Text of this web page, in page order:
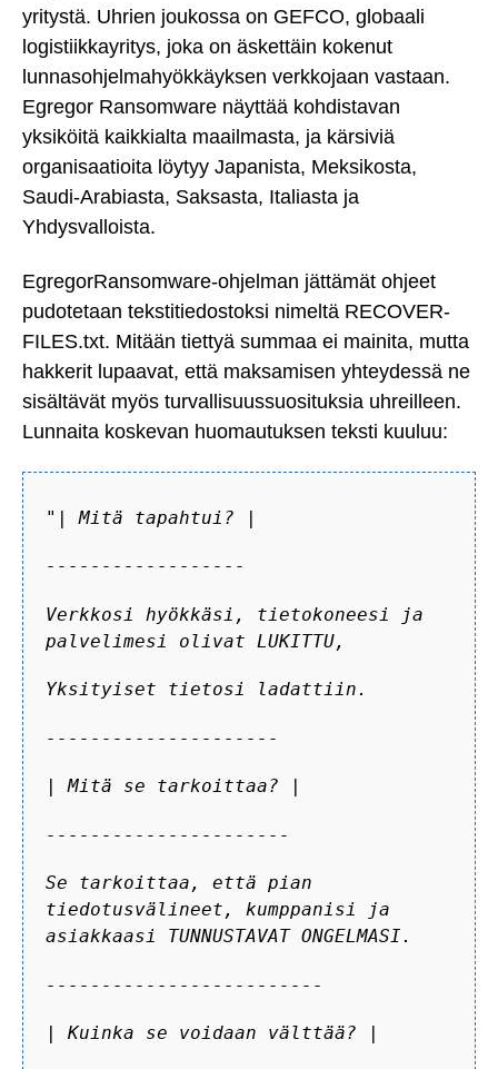
yritystä. Uhrien joukossa on GEFCO, globaali
logistiikkayritys, joka on äskettäin kokenut
lunnasohjelmahyökkäyksen verkkojaan vastaan.
Egregor Ransomware näyttää kohdistavan
yksiköitä kaikkialta maailmasta, ja kärsiviä
organisaatioita löytyy Japanista, Meksikosta,
Saudi-Arabiasta, Saksasta, Italiasta ja
Yhdysvalloista.
EgregorRansomware-ohjelman jättämät ohjeet
pudotetaan tekstitiedostoksi nimeltä RECOVER-
FILES.txt. Mitään tiettyä summaa ei mainita, mutta
hakkerit lupaavat, että maksamisen yhteydessä ne
sisältävät myös turvallisuussuosituksia uhreilleen.
Lunnaita koskevan huomautuksen teksti kuuluu:
"| Mitä tapahtui? |
------------------
Verkkosi hyökkäsi, tietokoneesi ja
palvelimesi olivat LUKITTU,
Yksityiset tietosi ladattiin.
---------------------
| Mitä se tarkoittaa? |
----------------------
Se tarkoittaa, että pian
tiedotusvälineet, kumppanisi ja
asiakkaasi TUNNUSTAVAT ONGELMASI.
-------------------------
| Kuinka se voidaan välttää? |